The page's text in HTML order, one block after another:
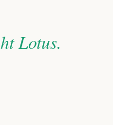
Lotus.